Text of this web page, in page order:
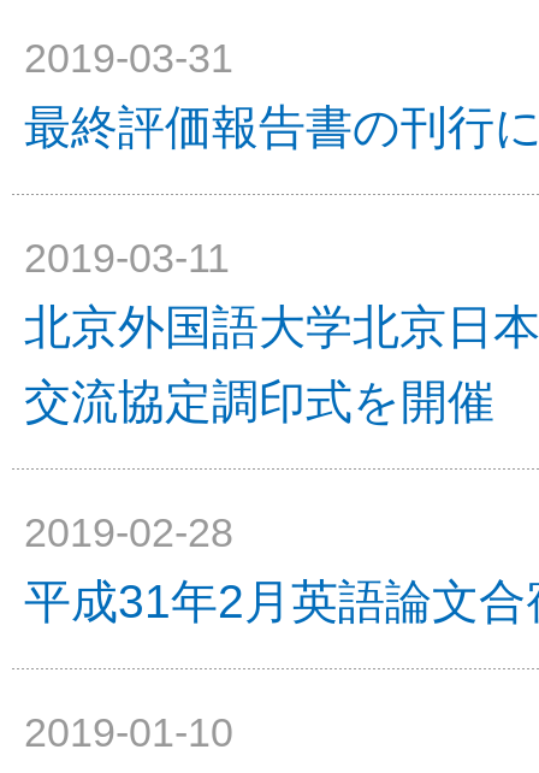
2019-03-31
最終評価報告書の刊行
2019-03-11
北京外国語大学北京日
交流協定調印式を開催
2019-02-28
平成31年2月英語論文合
2019-01-10